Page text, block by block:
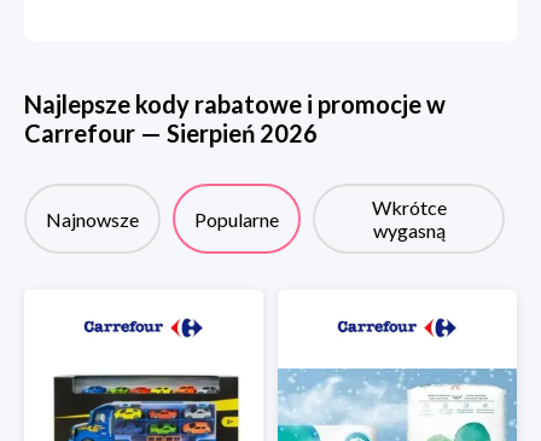
Najlepsze kody rabatowe i promocje w
Carrefour — Sierpień 2026
Najnowsze Popularne
Wkrótce
wygasną